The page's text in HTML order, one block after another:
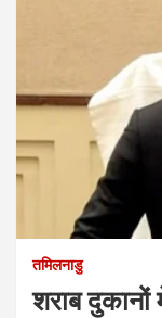
तमिलनाडु
शराब